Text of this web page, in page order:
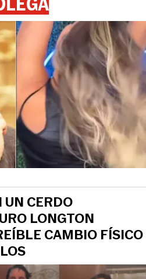
UN CERDO
LONGTON
CAMBIO FÍSICO